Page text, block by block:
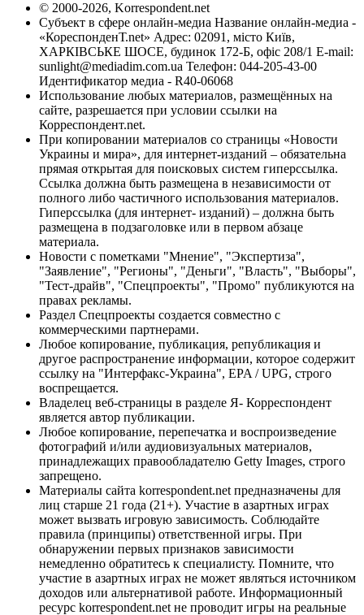
© 2000-2026, Korrespondent.net
Субъект в сфере онлайн-медиа Название онлайн-медиа -
«КореспонденТ.net» Адрес: 02091, місто Київ,
ХАРКІВСЬКЕ ШОСЕ, будинок 172-Б, офіс 208/1 E-mail:
sunlight@mediadim.com.ua Телефон: 044-205-43-00
Идентификатор медиа - R40-06068
Использование любых материалов, размещённых на
сайте, разрешается при условии ссылки на
Корреспондент.net.
При копировании материалов со страницы «Новости
Украины и мира», для интернет-изданий – обязательна
прямая открытая для поисковых систем гиперссылка.
Ссылка должна быть размещена в независимости от
полного либо частичного использования материалов.
Гиперссылка (для интернет- изданий) – должна быть
размещена в подзаголовке или в первом абзаце
материала.
Новости с пометками "Мнение", "Экспертиза",
"Заявление", "Регионы", "Деньги", "Власть", "Выборы",
"Тест-драйв", "Спецпроекты", "Промо" публикуются на
правах рекламы.
Раздел Спецпроекты создается совместно с
коммерческими партнерами.
Любое копирование, публикация, републикация и
другое распространение информации, которое содержит
ссылку на "Интерфакс-Украина", EPA / UPG, строго
воспрещается.
Владелец веб-страницы в разделе Я- Корреспондент
является автор публикации.
Любое копирование, перепечатка и воспроизведение
фотографий и/или аудиовизуальных материалов,
принадлежащих правообладателю Getty Images, строго
запрещено.
Материалы сайта korrespondent.net предназначены для
лиц старше 21 года (21+). Участие в азартных играх
может вызвать игровую зависимость. Соблюдайте
правила (принципы) ответственной игры. При
обнаружении первых признаков зависимости
немедленно обратитесь к специалисту. Помните, что
участие в азартных играх не может являться источником
доходов или альтернативой работе. Информационный
ресурс korrespondent.net не проводит игры на реальные